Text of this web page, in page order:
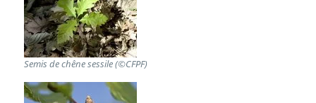
Semis de chêne sessile (©CFPF)